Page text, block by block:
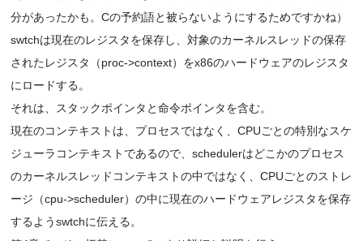
分があったかも。Cの予約語と被らないようにするためですかね）
swtchは現在のレジスタを保存し、対象のカーネルスレッドの保存
されたレジスタ（proc->context）をx86のハードウェアのレジスタ
にロードする。
それは、スタックポインタと命令ポインタを含む。
現在のコンテキストは、プロセスではなく、CPUごとの特別なスケ
ジューラコンテキストであるので、schedulerはどこかのプロセス
のカーネルスレッドコンテキストの中ではなく、CPUごとのストレ
ージ（cpu->scheduler）の中に現在のハードウェアレジスタを保存
するようswtchに伝える。